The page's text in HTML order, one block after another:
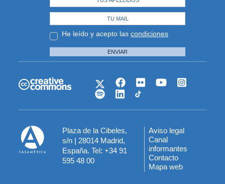
He leído y acepto las condiciones
ENVIAR
Plaza de la Cibeles,
s/n | 28014 Madrid,
España. Tel: +34 91
595 48 00
Menú
del
pie
Aviso legal
Canal
informantes
Contacto
Mapa web